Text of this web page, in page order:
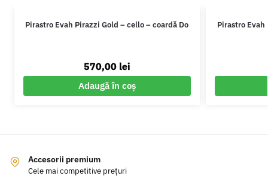
Pirastro Evah Pirazzi Gold – cello – coardă Do
570,00 lei
Adaugă în coș
Pirastro Evah
Accesorii premium
Cele mai competitive prețuri